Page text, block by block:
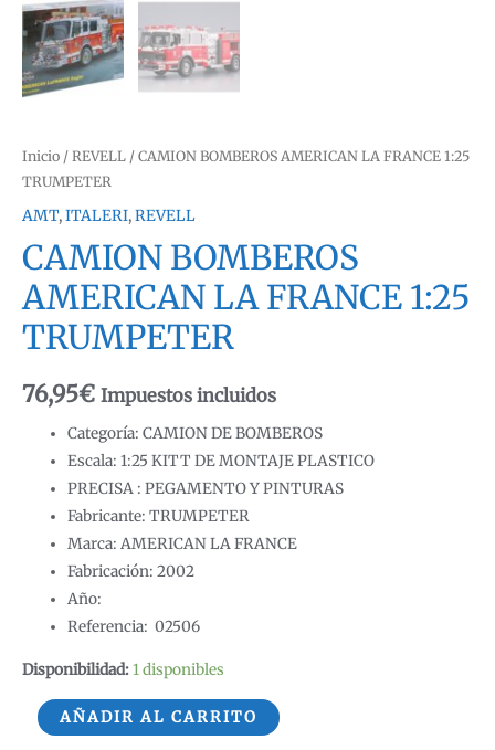
Inicio / REVELL / CAMION BOMBEROS AMERICAN LA FRANCE 1:25
TRUMPETER
AMT,ITALERI,REVELL
CAMION BOMBEROS
AMERICAN LA FRANCE 1:25
TRUMPETER
76,95€ Impuestos incluidos
Categoría: CAMION DE BOMBEROS
Escala: 1:25 KITT DE MONTAJE PLASTICO
PRECISA : PEGAMENTO Y PINTURAS
Fabricante: TRUMPETER
Marca: AMERICAN LA FRANCE
Fabricación: 2002
Año:
Referencia: 02506
Disponibilidad:1 disponibles
CAMION
BOMBEROS
AÑADIR AL CARRITO